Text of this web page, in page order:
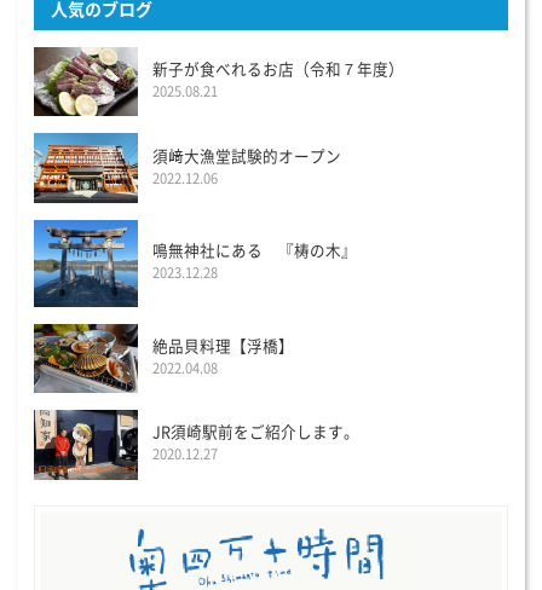
人気のブログ
新子が食べれるお店（令和７年度）
2025.08.21
須﨑大漁堂試験的オープン
2022.12.06
鳴無神社にある 『梼の木』
2023.12.28
絶品貝料理【浮橋】
2022.04.08
JR須崎駅前をご紹介します。
2020.12.27